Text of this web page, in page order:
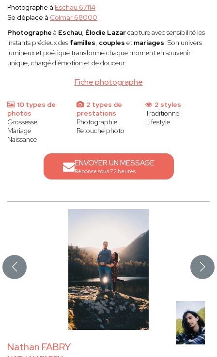
Fiche photographe
Photographe à Eschau 67114
Se déplace à Colmar 68000
Photographe à Eschau, Élodie Lazarcapture avec sensibilité les
instants précieux des familles, couples et mariages. Son univers
lumineux et poétique transforme chaque moment en souvenir
unique, chargé d’émotion et de douceur.
10 types de
photos
Grossesse
Mariage
Naissance
2 types de
prestations
Photographie
Retouche photo
2 styles
Traditionnel
Lifestyle
ENVOYER UN MESSAGE
Réponse sous 72 heures
Nathan FABRY